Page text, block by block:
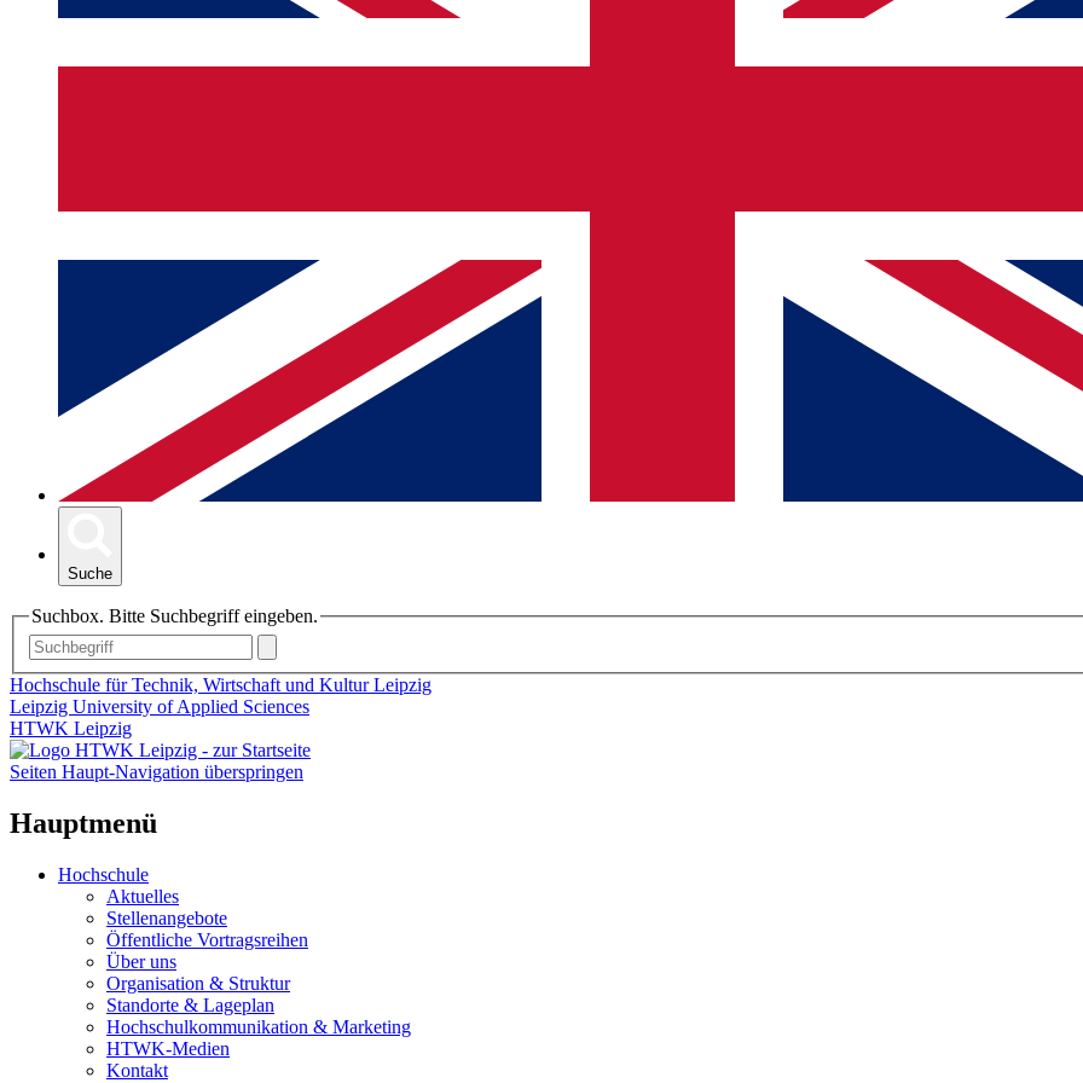
Suche
Suchbox. Bitte Suchbegriff eingeben.
Hochschule für Technik, Wirtschaft und Kultur Leipzig
Leipzig University of Applied Sciences
HTWK Leipzig
Seiten Haupt-Navigation überspringen
Hauptmenü
Hochschule
Aktuelles
Stellenangebote
Öffentliche Vortragsreihen
Über uns
Organisation & Struktur
Standorte & Lageplan
Hochschulkommunikation & Marketing
HTWK-Medien
Kontakt